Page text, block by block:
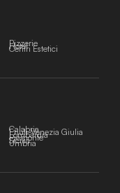
Pizzerie
Hotel
Centri Estetici
Calabria
Friuli-Venezia Giulia
Lombardia
Piemonte
Sicilia
Umbria